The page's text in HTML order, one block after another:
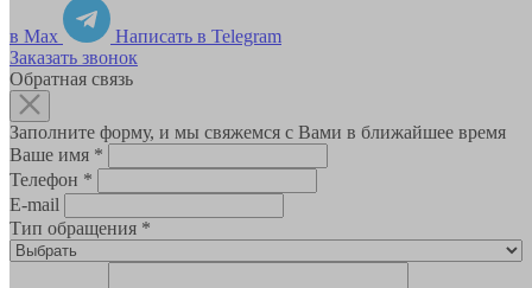
в Max
Написать в Telegram
Заказать звонок
Обратная связь
Заполните форму, и мы свяжемся с Вами в ближайшее время
Ваше имя *
Телефон *
E-mail
Тип обращения *